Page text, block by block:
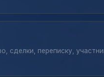
сделки, переписку,